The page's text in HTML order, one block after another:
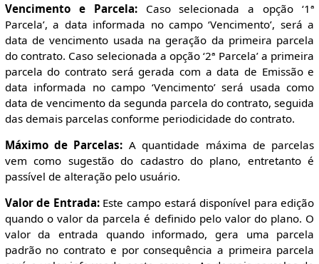
Vencimento e Parcela:Caso selecionada a opção ‘1ª
Parcela’, a data informada no campo ‘Vencimento’, será a
data de vencimento usada na geração da primeira parcela
do contrato. Caso selecionada a opção ‘2ª Parcela’ a primeira
parcela do contrato será gerada com a data de Emissão e
data informada no campo ‘Vencimento’ será usada como
data de vencimento da segunda parcela do contrato, seguida
das demais parcelas conforme periodicidade do contrato.
Máximo de Parcelas: A quantidade máxima de parcelas
vem como sugestão do cadastro do plano, entretanto é
passível de alteração pelo usuário.
Valor de Entrada:Este campo estará disponível para edição
quando o valor da parcela é definido pelo valor do plano. O
valor da entrada quando informado, gera uma parcela
padrão no contrato e por consequência a primeira parcela